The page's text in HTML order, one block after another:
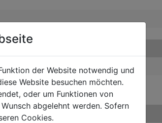
der Website notwendig und
Website besuchen möchten.
oder um Funktionen von
abgelehnt werden. Sofern
Cookies.